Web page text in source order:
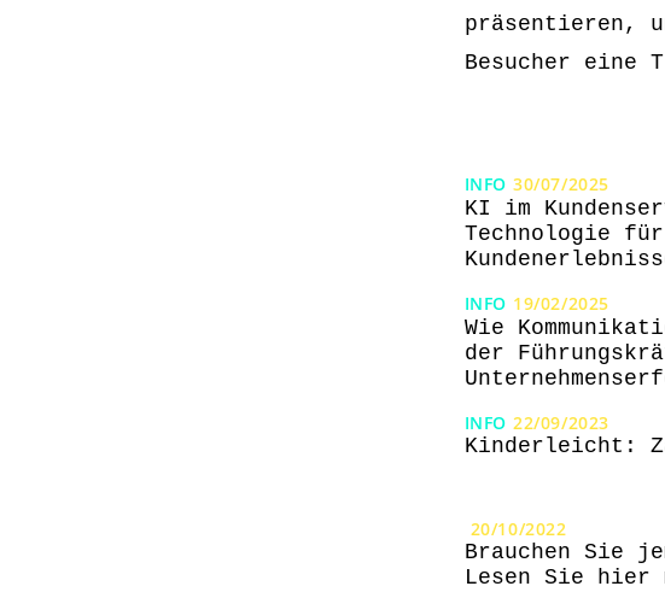
präsentieren,
Besucher eine
INFO 30/07/2025
KI im
Technologie
INFO 19/02/2025
Wie
der
INFO 22/09/2023
Kinderleicht:
20/10/2022
Brauchen Sie
Lesen Sie hier